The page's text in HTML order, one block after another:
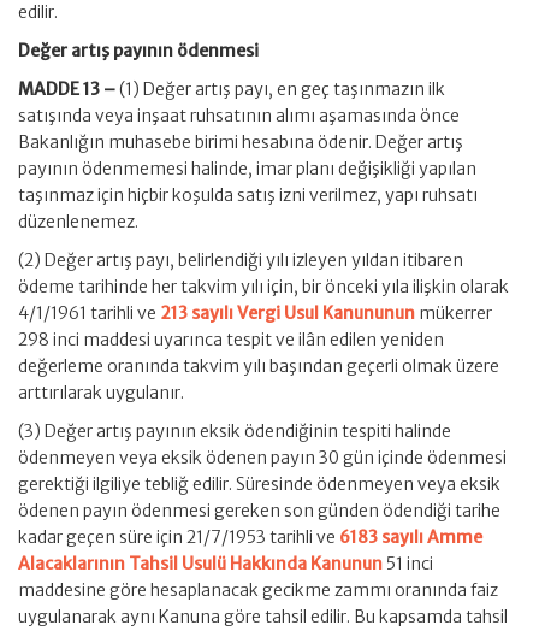
edilir.
Değer artış payının ödenmesi
MADDE 13 –(1) Değer artış payı, en geç taşınmazın ilk
satışında veya inşaat ruhsatının alımı aşamasında önce
Bakanlığın muhasebe birimi hesabına ödenir. Değer artış
payının ödenmemesi halinde, imar planı değişikliği yapılan
taşınmaz için hiçbir koşulda satış izni verilmez, yapı ruhsatı
düzenlenemez.
(2) Değer artış payı, belirlendiği yılı izleyen yıldan itibaren
ödeme tarihinde her takvim yılı için, bir önceki yıla ilişkin olarak
4/1/1961 tarihli ve 213 sayılı Vergi Usul Kanununun mükerrer
298 inci maddesi uyarınca tespit ve ilân edilen yeniden
değerleme oranında takvim yılı başından geçerli olmak üzere
arttırılarak uygulanır.
(3) Değer artış payının eksik ödendiğinin tespiti halinde
ödenmeyen veya eksik ödenen payın 30 gün içinde ödenmesi
gerektiği ilgiliye tebliğ edilir. Süresinde ödenmeyen veya eksik
ödenen payın ödenmesi gereken son günden ödendiği tarihe
kadar geçen süre için 21/7/1953 tarihli ve 6183 sayılı Amme
Alacaklarının Tahsil Usulü Hakkında Kanunun 51 inci
maddesine göre hesaplanacak gecikme zammı oranında faiz
uygulanarak aynı Kanuna göre tahsil edilir. Bu kapsamda tahsil